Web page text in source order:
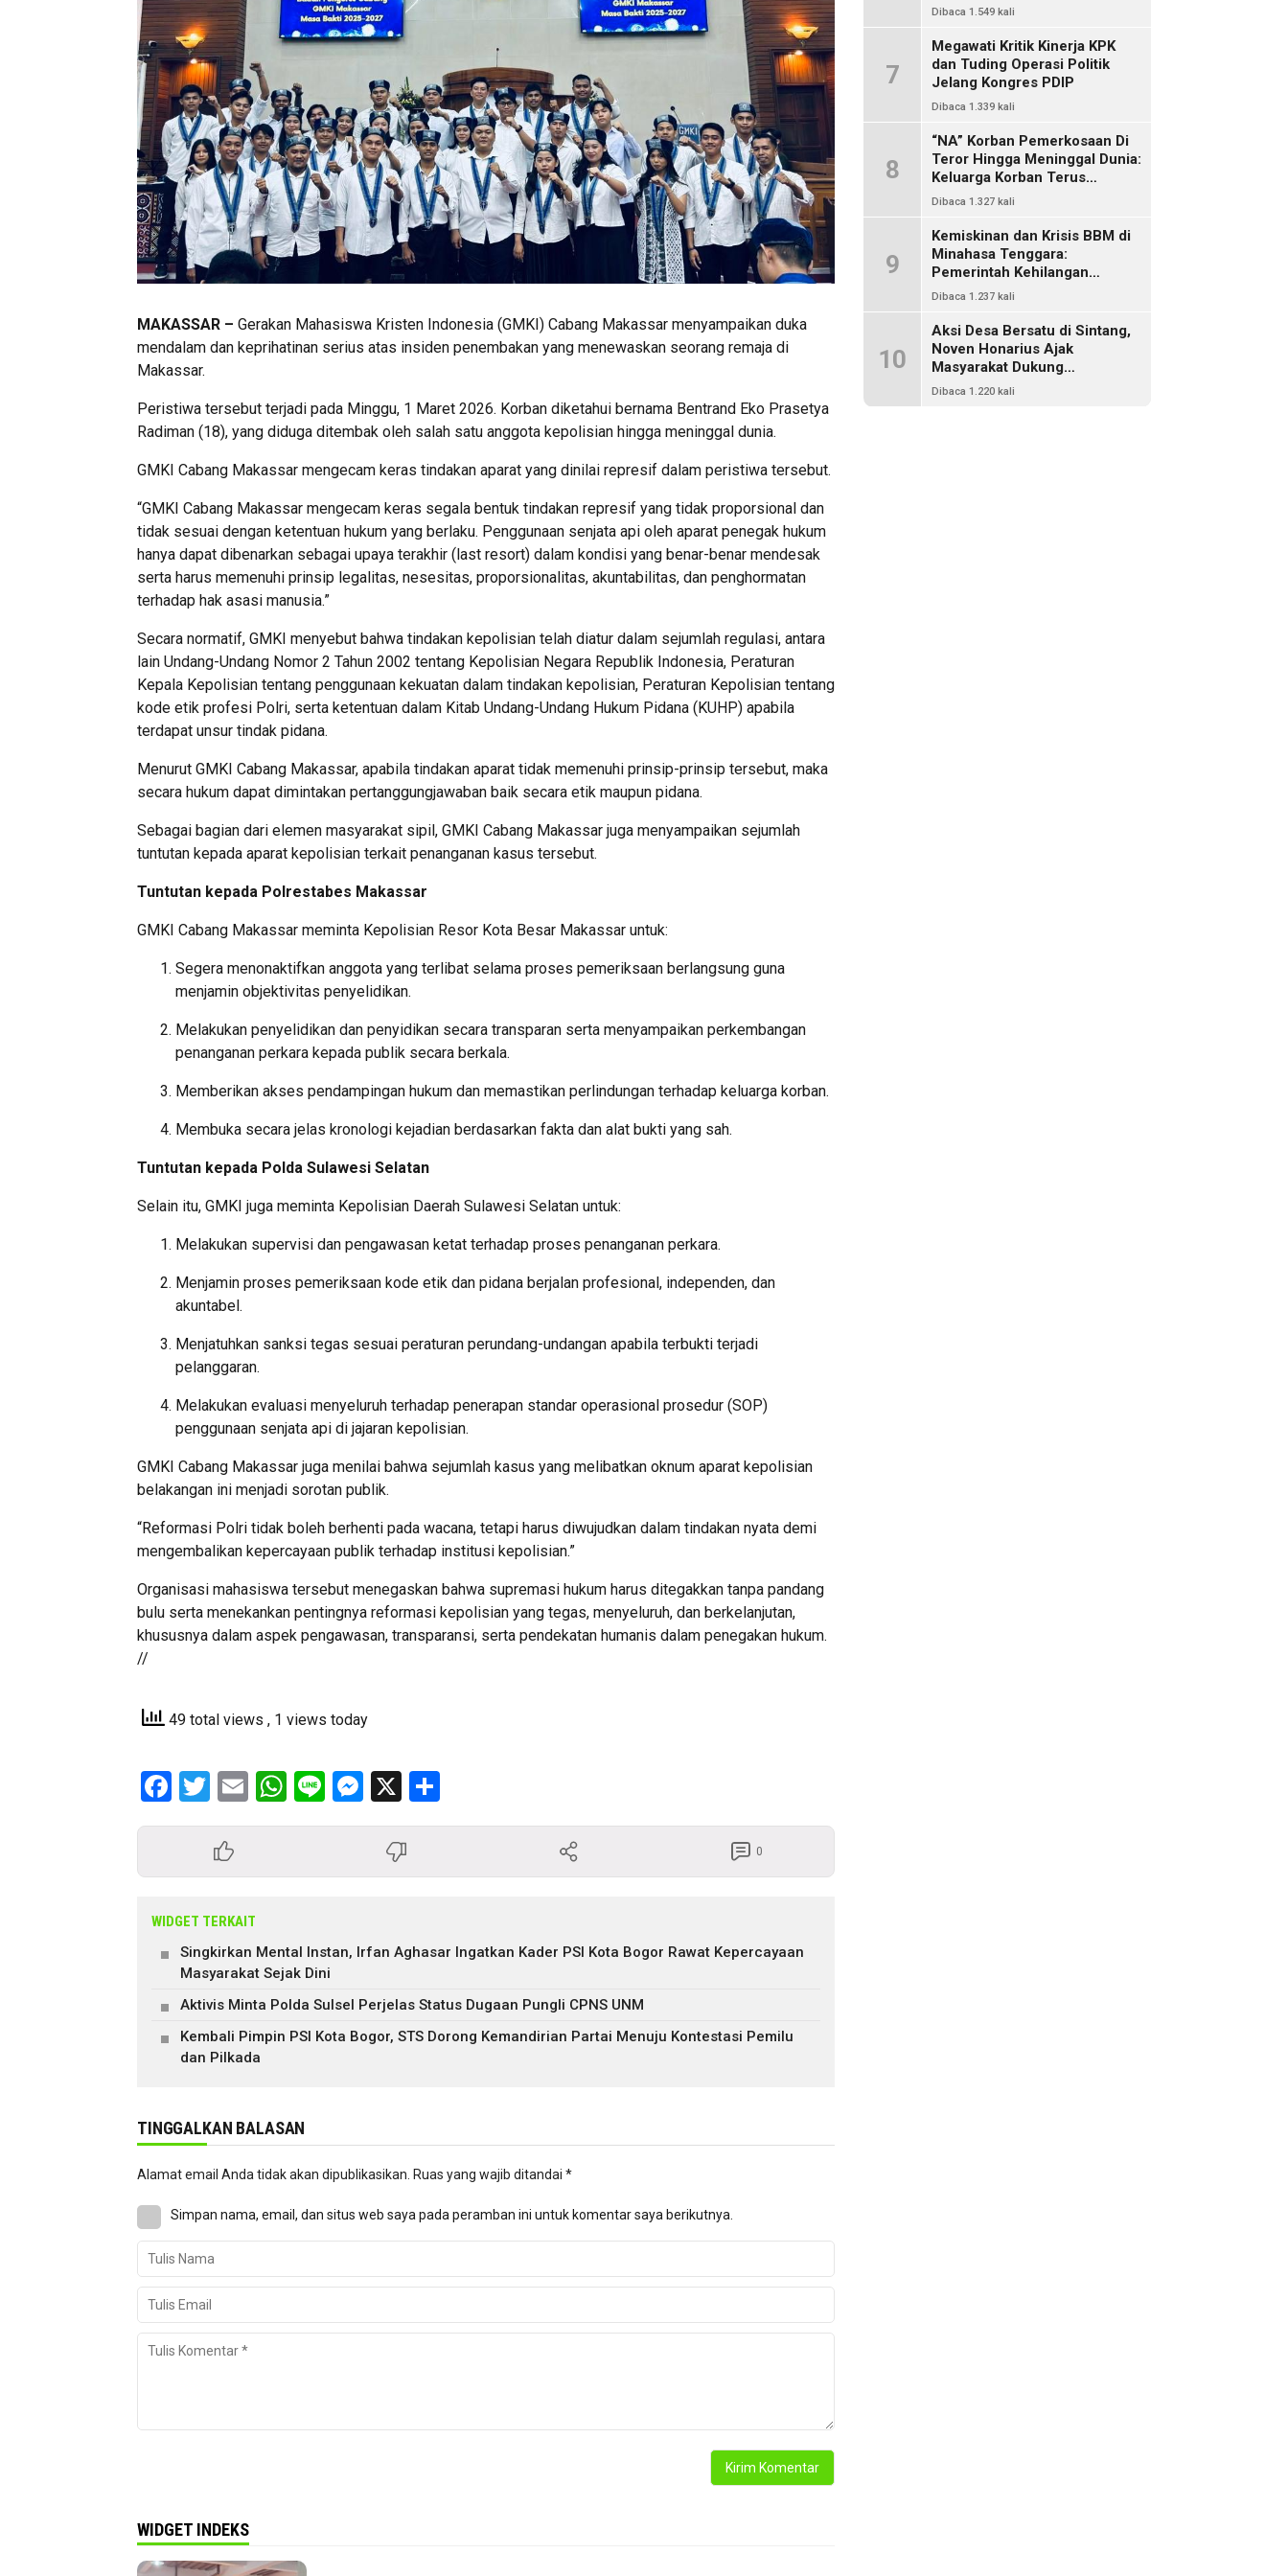
MAKASSAR – Gerakan Mahasiswa Kristen Indonesia (GMKI) Cabang Makassar menyampaikan duka
mendalam dan keprihatinan serius atas insiden penembakan yang menewaskan seorang remaja di
Makassar.
Peristiwa tersebut terjadi pada Minggu, 1 Maret 2026. Korban diketahui bernama Bentrand Eko Prasetya
Radiman (18), yang diduga ditembak oleh salah satu anggota kepolisian hingga meninggal dunia.
GMKI Cabang Makassar mengecam keras tindakan aparat yang dinilai represif dalam peristiwa tersebut.
“GMKI Cabang Makassar mengecam keras segala bentuk tindakan represif yang tidak proporsional dan
tidak sesuai dengan ketentuan hukum yang berlaku. Penggunaan senjata api oleh aparat penegak hukum
hanya dapat dibenarkan sebagai upaya terakhir (last resort) dalam kondisi yang benar-benar mendesak
serta harus memenuhi prinsip legalitas, nesesitas, proporsionalitas, akuntabilitas, dan penghormatan
terhadap hak asasi manusia.”
Secara normatif, GMKI menyebut bahwa tindakan kepolisian telah diatur dalam sejumlah regulasi, antara
lain Undang-Undang Nomor 2 Tahun 2002 tentang Kepolisian Negara Republik Indonesia, Peraturan
Kepala Kepolisian tentang penggunaan kekuatan dalam tindakan kepolisian, Peraturan Kepolisian tentang
kode etik profesi Polri, serta ketentuan dalam Kitab Undang-Undang Hukum Pidana (KUHP) apabila
terdapat unsur tindak pidana.
Menurut GMKI Cabang Makassar, apabila tindakan aparat tidak memenuhi prinsip-prinsip tersebut, maka
secara hukum dapat dimintakan pertanggungjawaban baik secara etik maupun pidana.
Sebagai bagian dari elemen masyarakat sipil, GMKI Cabang Makassar juga menyampaikan sejumlah
tuntutan kepada aparat kepolisian terkait penanganan kasus tersebut.
Tuntutan kepada Polrestabes Makassar
GMKI Cabang Makassar meminta Kepolisian Resor Kota Besar Makassar untuk:
Segera menonaktifkan anggota yang terlibat selama proses pemeriksaan berlangsung guna
menjamin objektivitas penyelidikan.
Melakukan penyelidikan dan penyidikan secara transparan serta menyampaikan perkembangan
penanganan perkara kepada publik secara berkala.
Memberikan akses pendampingan hukum dan memastikan perlindungan terhadap keluarga korban.
Membuka secara jelas kronologi kejadian berdasarkan fakta dan alat bukti yang sah.
Tuntutan kepada Polda Sulawesi Selatan
Selain itu, GMKI juga meminta Kepolisian Daerah Sulawesi Selatan untuk:
Melakukan supervisi dan pengawasan ketat terhadap proses penanganan perkara.
Menjamin proses pemeriksaan kode etik dan pidana berjalan profesional, independen, dan
akuntabel.
Menjatuhkan sanksi tegas sesuai peraturan perundang-undangan apabila terbukti terjadi
pelanggaran.
Melakukan evaluasi menyeluruh terhadap penerapan standar operasional prosedur (SOP)
penggunaan senjata api di jajaran kepolisian.
GMKI Cabang Makassar juga menilai bahwa sejumlah kasus yang melibatkan oknum aparat kepolisian
belakangan ini menjadi sorotan publik.
“Reformasi Polri tidak boleh berhenti pada wacana, tetapi harus diwujudkan dalam tindakan nyata demi
mengembalikan kepercayaan publik terhadap institusi kepolisian.”
Organisasi mahasiswa tersebut menegaskan bahwa supremasi hukum harus ditegakkan tanpa pandang
bulu serta menekankan pentingnya reformasi kepolisian yang tegas, menyeluruh, dan berkelanjutan,
khususnya dalam aspek pengawasan, transparansi, serta pendekatan humanis dalam penegakan hukum.
//
49 total views , 1 views today
Facebook
Twitter
EmailWhatsApp
LineMessenger
X
0
WIDGET TERKAIT
Singkirkan Mental Instan, Irfan Aghasar Ingatkan Kader PSI Kota Bogor Rawat Kepercayaan
Masyarakat Sejak Dini
Aktivis Minta Polda Sulsel Perjelas Status Dugaan Pungli CPNS UNM
Kembali Pimpin PSI Kota Bogor, STS Dorong Kemandirian Partai Menuju Kontestasi Pemilu
dan Pilkada
TINGGALKAN BALASAN
Alamat email Anda tidak akan dipublikasikan. Ruas yang wajib ditandai *
Simpan nama, email, dan situs web saya pada peramban ini untuk komentar saya berikutnya.
WIDGET INDEKS
Dikriminalisasi
Dibaca 1.549 kali
7
Megawati Kritik Kinerja KPK
dan Tuding Operasi Politik
Jelang Kongres PDIP
Dibaca 1.339 kali
8
“NA” Korban Pemerkosaan Di
Teror Hingga Meninggal Dunia:
Keluarga Korban Terus
Mencari Keadilan, Dimanakah
Dibaca 1.327 kali
9
Kemiskinan dan Krisis BBM di
Minahasa Tenggara:
Pemerintah Kehilangan
Kendali, DPRD Absen Dalam
Dibaca 1.237 kali
10
Aksi Desa Bersatu di Sintang,
Noven Honarius Ajak
Masyarakat Dukung
Pembebasan Kades Empanak
Dibaca 1.220 kali